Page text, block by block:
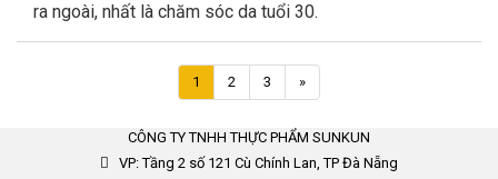
ra ngoài, nhất là chăm sóc da tuổi 30.
1 2 3 »Trang
kế
CÔNG TY TNHH THỰC PHẨM SUNKUN
VP: Tầng 2 số 121 Cù Chính Lan, TP Đà Nẵng